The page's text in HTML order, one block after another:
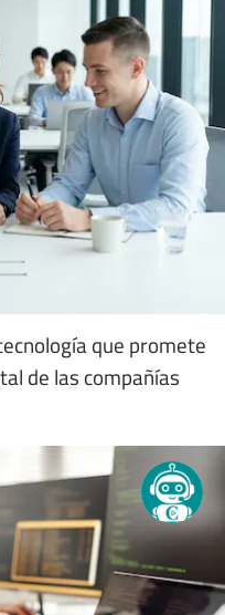
que promete
de las compañías